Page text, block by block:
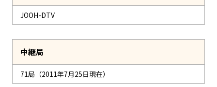
JOOH-DTV
中継局
71局（2011年7月25日現在）